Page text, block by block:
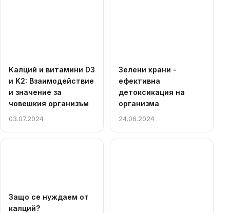
Калций и витамини D3
и K2: Взаимодействие
и значение за
човешкия организъм
03.07.2024
Зелени храни -
ефективна
детоксикация на
организма
24.06.2024
Защо се нуждаем от
калций?